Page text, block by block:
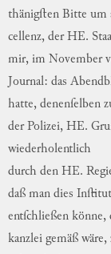
thänigſten Bitte um
cellenz, der HE.
mir, im November
Journal: das
hatte, denenſelben
der Polizei, HE.
wiederholentlich
durch den HE.
daß man dies Inſtitut
entſchließen könne,
kanzlei gemäß wäre,